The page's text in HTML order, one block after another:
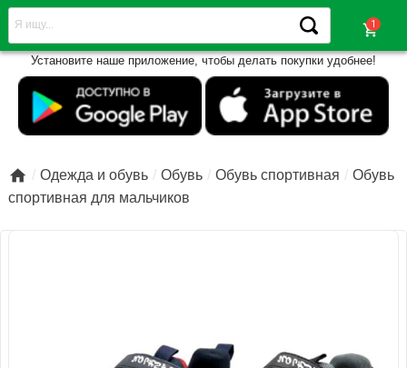
shopping_cart
Установите наше приложение, чтобы делать покупки удобнее!
 Одежда и обувь Обувь Обувь спортивная
Обувь
спортивная для мальчиков